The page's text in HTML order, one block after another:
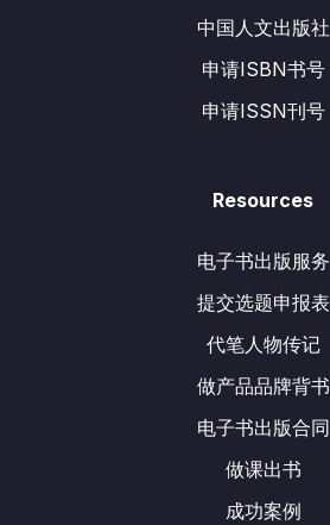
中国人文出版社
申请ISBN书号
申请ISSN刊号
Resources
电子书出版服务
提交选题申报表
代笔人物传记
做产品品牌背书
电子书出版合同
做课出书
成功案例